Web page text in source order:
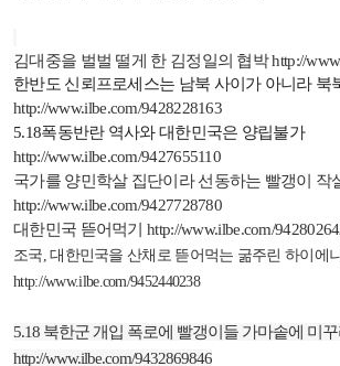
김대중을 벌벌 떨게 한 김정일의 협박 http://
한반도 신뢰프로세스는 남북 사이가 아니라 북
http://www.ilbe.com/9428228163
5.18폭동반란 역사와 대한민국은 양립불가
http://www.ilbe.com/9427655110
국가를 양민학살 집단이라 선동하는 빨갱이 작
http://www.ilbe.com/9427728780
대한민국 뜯어먹기
http://www.ilbe.com/
조국,대한민국을 산채로 뜯어먹는 굶주린 하이에
http://www.ilbe.com/9452440238
5.18 북한군 개입 폭로에 빨갱이들 가마솥에 미
http://www.ilbe.com/9432869846